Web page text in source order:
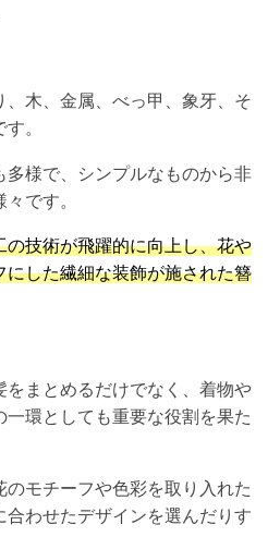
木、金属、べっ甲、象牙、そ
。
多様で、シンプルなものから非
です。
の技術が飛躍的に向上し、花や
にした繊細な装飾が施された簪
をまとめるだけでなく、着物や
環としても重要な役割を果た
モチーフや色彩を取り入れた
合わせたデザインを選んだりす